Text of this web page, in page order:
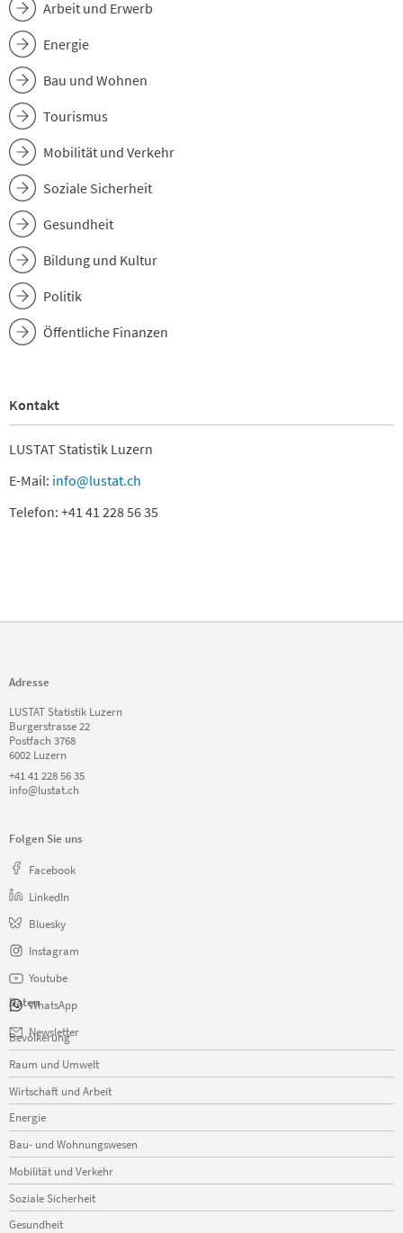
Arbeit und Erwerb
Energie
Bau und Wohnen
Tourismus
Mobilität und Verkehr
Soziale Sicherheit
Gesundheit
Bildung und Kultur
Politik
Öffentliche Finanzen
Kontakt
LUSTAT Statistik Luzern
E-Mail: info@lustat.ch
Telefon: +41 41 228 56 35
Adresse
LUSTAT Statistik Luzern
Burgerstrasse 22
Postfach 3768
6002 Luzern
+41 41 228 56 35
info@lustat.ch
Folgen Sie uns
Facebook
LinkedIn
Bluesky
Instagram
Youtube
WhatsApp
Newsletter
Daten
Navigation
überspringen
Bevölkerung
Raum und Umwelt
Wirtschaft und Arbeit
Energie
Bau- und Wohnungswesen
Mobilität und Verkehr
Soziale Sicherheit
Gesundheit